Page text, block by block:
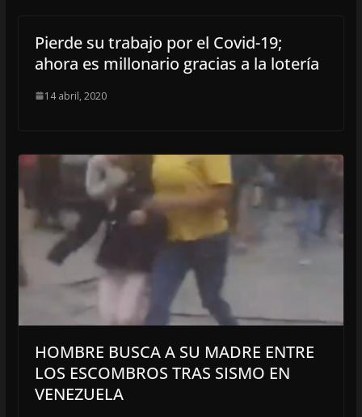
Pierde su trabajo por el Covid-19;
ahora es millonario gracias a la lotería
14 abril, 2020
HOMBRE BUSCA A SU MADRE ENTRE
LOS ESCOMBROS TRAS SISMO EN
VENEZUELA